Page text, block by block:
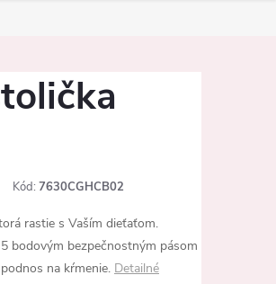
Kód: 7630CGHCB02
rastie s Vaším dieťaťom.
bodovým bezpečnostným pásom
na kŕmenie. Detailné